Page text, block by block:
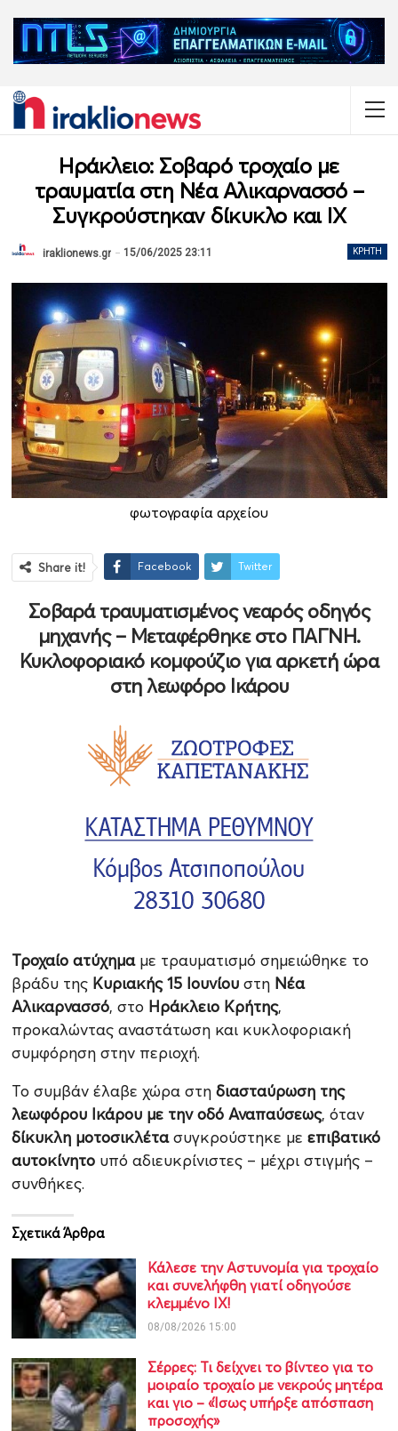
Ηράκλειο: Σοβαρό τροχαίο με
τραυματία στη Νέα Αλικαρνασσό –
Συγκρούστηκαν δίκυκλο και ΙΧ
ΚΡΉΤΗ
iraklionews.gr 15/06/2025 23:11
φωτογραφία αρχείου
Share it! Facebook Twitter
Σοβαρά τραυματισμένος νεαρός οδηγός
μηχανής – Μεταφέρθηκε στο ΠΑΓΝΗ.
Κυκλοφοριακό κομφούζιο για αρκετή ώρα
στη λεωφόρο Ικάρου
Τροχαίο ατύχημαμε τραυματισμό σημειώθηκε το
βράδυ της Κυριακής 15 Ιουνίουστη Νέα
Αλικαρνασσό, στο Ηράκλειο Κρήτης,
προκαλώντας αναστάτωση και κυκλοφοριακή
συμφόρηση στην περιοχή.
Το συμβάν έλαβε χώρα στη διασταύρωση της
λεωφόρου Ικάρου με την οδό Αναπαύσεως, όταν
δίκυκλη μοτοσικλέτασυγκρούστηκε με επιβατικό
αυτοκίνητουπό αδιευκρίνιστες – μέχρι στιγμής –
συνθήκες.
Σχετικά Άρθρα
Κάλεσε την Αστυνομία για τροχαίο
και συνελήφθη γιατί οδηγούσε
κλεμμένο ΙΧ!
08/08/2026 15:00
Σέρρες: Τι δείχνει το βίντεο για το
μοιραίο τροχαίο με νεκρούς μητέρα
και γιο – «Ίσως υπήρξε απόσπαση
προσοχής»